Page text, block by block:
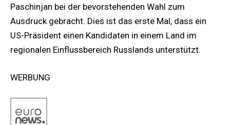
Paschinjan bei der bevorstehenden Wahl zum
Ausdruck gebracht. Dies ist das erste Mal, dass ein
US-Präsident einen Kandidaten in einem Land im
regionalen Einflussbereich Russlands unterstützt.
WERBUNG